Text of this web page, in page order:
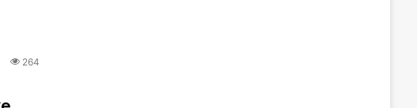
264